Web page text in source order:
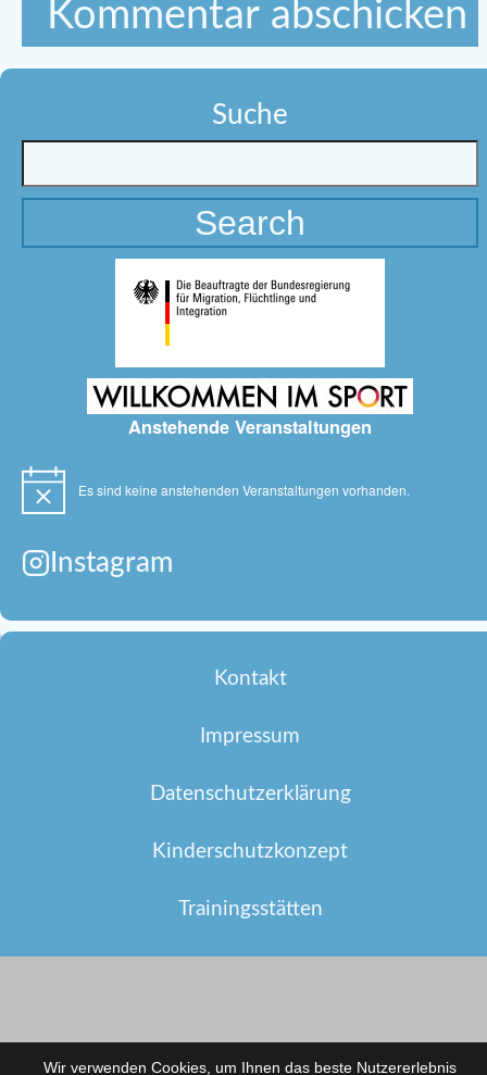
Suche
Anstehende Veranstaltungen
Hinweis Es sind keine anstehenden Veranstaltungen vorhanden.
Instagram
Kontakt
Impressum
Datenschutzerklärung
Kinderschutzkonzept
Trainingsstätten
Wir verwenden Cookies, um Ihnen das beste Nutzererlebnis